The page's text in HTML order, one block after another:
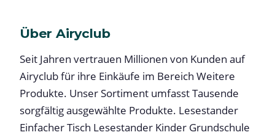
Über Airyclub
Seit Jahren vertrauen Millionen von Kunden auf
Airyclub für ihre Einkäufe im Bereich Weitere
Produkte. Unser Sortiment umfasst Tausende
sorgfältig ausgewählte Produkte. Lesestander
Einfacher Tisch Lesestander Kinder Grundschule